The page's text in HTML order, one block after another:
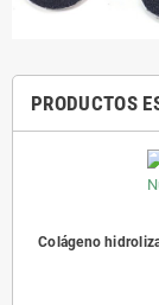
PRODUCTOS
Colágeno